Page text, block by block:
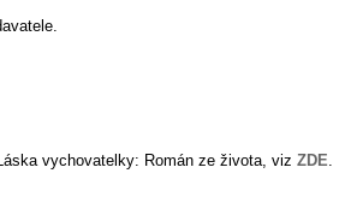
vychovatelky: Román ze života, viz ZDE.